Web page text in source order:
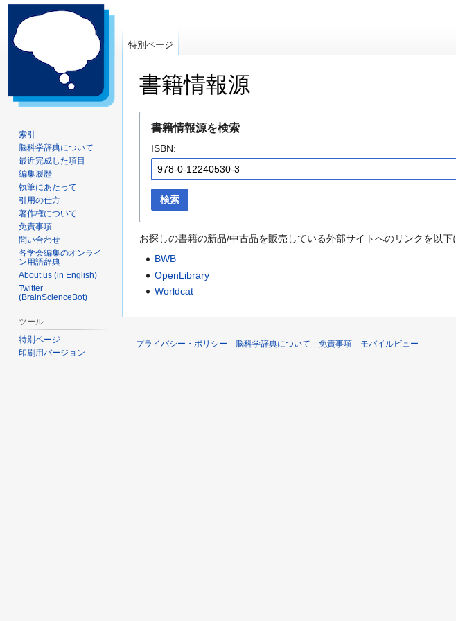
書籍情報源
に
移
動
書籍情報源を検索
ISBN:
検索
お探しの書籍の新品/中古品を販売している外部サイトへのリンクを以
BWB
OpenLibrary
Worldcat
特別ページ
索引
脳科学辞典について
最近完成した項目
編集履歴
執筆にあたって
引用の仕方
著作権について
免責事項
問い合わせ
各学会編集のオンライ
ン用語辞典
About us (in English)
Twitter
(BrainScienceBot)
ツール
特別ページ
印刷用バージョン
プライバシー・ポリシー 脳科学辞典について 免責事項 モバイルビュー